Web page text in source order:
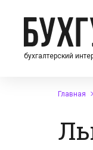
бухгалтерский
Главная